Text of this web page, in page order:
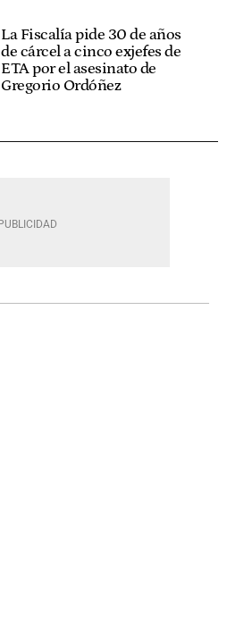
La Fiscalía pide 30 de años
de cárcel a cinco exjefes de
ETA por el asesinato de
Gregorio Ordóñez